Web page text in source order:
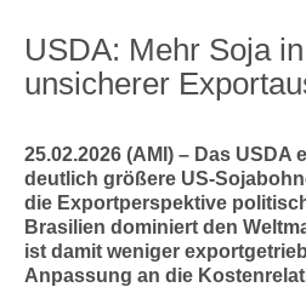
USDA: Mehr Soja
unsicherer
25.02.2026 (AMI) – Das USDA
deutlich größere US-
die Exportperspektive
Brasilien dominiert den
ist damit weniger
Anpassung an die